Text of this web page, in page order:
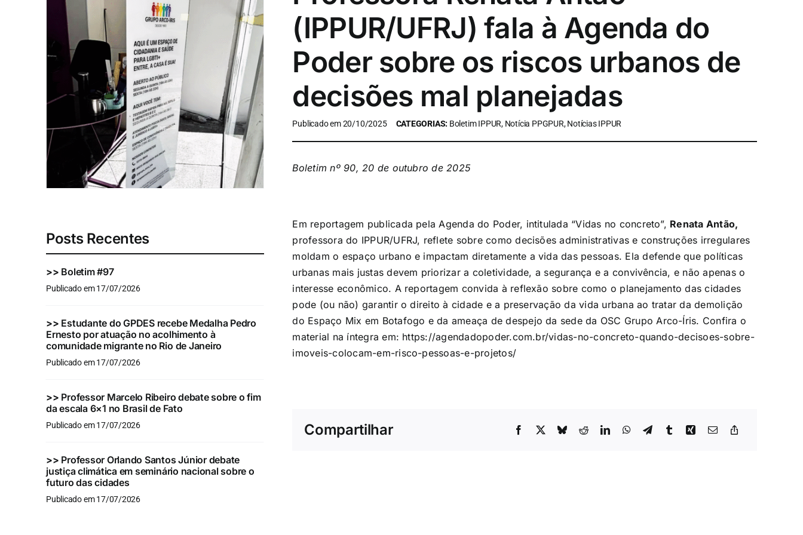
Posts Recentes
>> Boletim #97
Publicado em 17/07/2026
>> Estudante do GPDES recebe Medalha Pedro
Ernesto por atuação no acolhimento à
comunidade migrante no Rio de Janeiro
Publicado em 17/07/2026
>> Professor Marcelo Ribeiro debate sobre o fim
da escala 6×1 no Brasil de Fato
Publicado em 17/07/2026
>> Professor Orlando Santos Júnior debate
justiça climática em seminário nacional sobre o
futuro das cidades
Publicado em 17/07/2026
(IPPUR/UFRJ) fala à Agenda do
Poder sobre os riscos urbanos de
decisões mal planejadas
Publicado em 20/10/2025 CATEGORIAS: Boletim IPPUR, Notícia PPGPUR, Notícias IPPUR
Boletim nº 90, 20 de outubro de 2025
Em reportagem publicada pela Agenda do Poder, intitulada “Vidas no concreto”, Renata Antão,
professora do IPPUR/UFRJ, reflete sobre como decisões administrativas e construções irregulares
moldam o espaço urbano e impactam diretamente a vida das pessoas. Ela defende que políticas
urbanas mais justas devem priorizar a coletividade, a segurança e a convivência, e não apenas o
interesse econômico. A reportagem convida à reflexão sobre como o planejamento das cidades
pode (ou não) garantir o direito à cidade e a preservação da vida urbana ao tratar da demolição
do Espaço Mix em Botafogo e da ameaça de despejo da sede da OSC Grupo Arco-Íris. Confira o
material na íntegra em: https://agendadopoder.com.br/vidas-no-concreto-quando-decisoes-sobre-
imoveis-colocam-em-risco-pessoas-e-projetos/
Compartilhar